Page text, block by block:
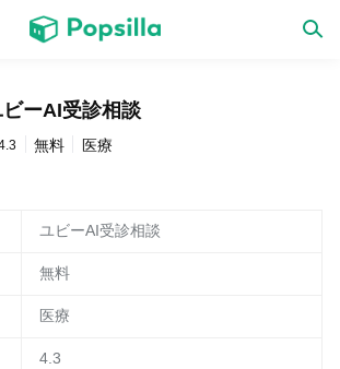
ンプ
ーAI受診相談
無料 医療
ユビーAI受診相談
無料
医療
4.3